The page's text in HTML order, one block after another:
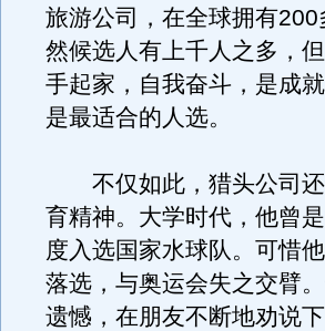
旅游公司，在全球拥有
然候选人有上千人之多，
手起家，自我奋斗，是成
是最适合的人选。
不仅如此，猎头公司还
育精神。大学时代，他曾
度入选国家水球队。可惜
落选，与奥运会失之交臂
遗憾，在朋友不断地劝说